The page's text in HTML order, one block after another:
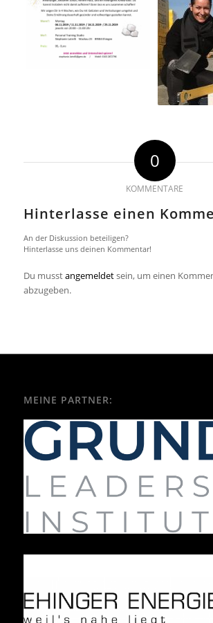
0
KOMMENTARE
Hinterlasse einen
An der Diskussion beteiligen?
Hinterlasse uns deinen Kommentar!
Du musstangemeldetsein, um einen
abzugeben.
MEINE PARTNER: